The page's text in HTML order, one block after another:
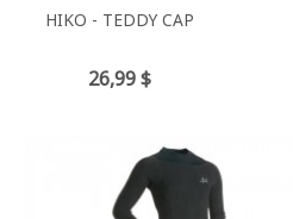
HIKO - TEDDY CAP
Prix
26,99 $